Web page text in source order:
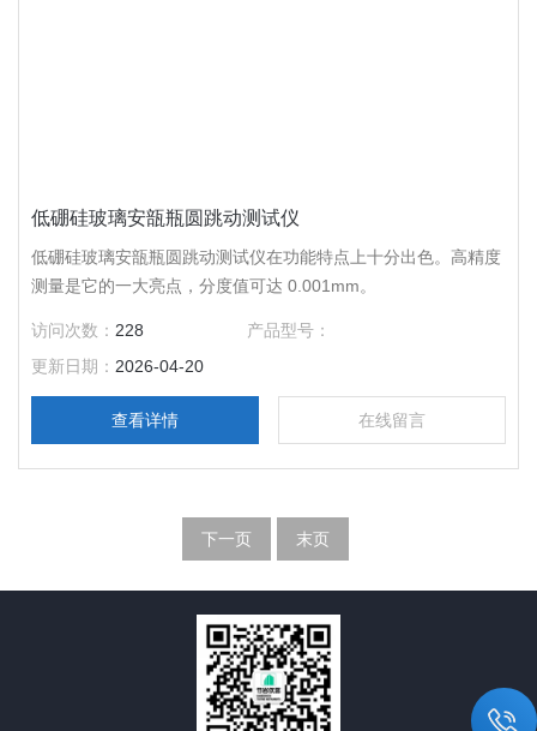
低硼硅玻璃安瓿瓶圆跳动测试仪
低硼硅玻璃安瓿瓶圆跳动测试仪在功能特点上十分出色。高精度
测量是它的一大亮点，分度值可达 0.001mm。
访问次数： 228
产品型号：
更新日期： 2026-04-20
查看详情 在线留言
下一页 末页